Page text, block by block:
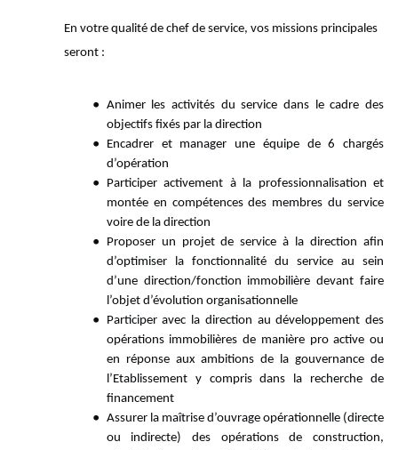
En votre qualité de chef de service, vos missions principales
seront :
Animer les activités du service dans le cadre des
objectifs fixés par ladirection
Encadrer et manager une équipe de 6 chargés
d’opération
Participer activement à la professionnalisation et
montée en compétences des membres du service
voire de la direction
Proposer un projet de service à la direction afin
d’optimiser la fonctionnalité du service au sein
d’une direction/fonction immobilière devant faire
l’objet d’évolution organisationnelle
Participer avec la direction au développement des
opérations immobilières de manière pro active ou
en réponse aux ambitions de la gouvernance de
l’Etablissement y compris dans la recherche de
financement
Assurer la maîtrise d’ouvrage opérationnelle (directe
ou indirecte) des opérations de construction,